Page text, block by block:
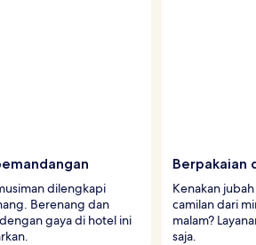
dilengkapi
Berenang dan
gaya di hotel ini
Berpakaian
Kenakan
camilan dari
malam?
saja.